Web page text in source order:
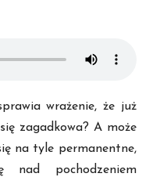
wrażenie, że już
zagadkowa? A może
na tyle permanentne,
nad pochodzeniem